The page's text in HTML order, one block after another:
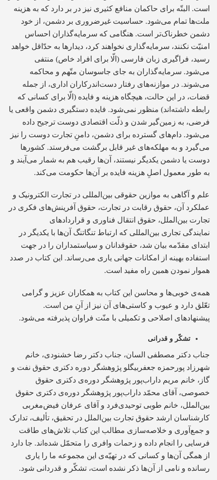
است. البتّه برای حاکمان منافع کثیری نیز در بر دارد که به هزینه
ملت‌ها تمام می‌شود. حساسیت غیرضروری بر دشمن، از خود
دشمن خطرناک‌تر است. هنگامی که ‌سرمایه‌گذاران احساس
امنیّت نکنند، ‌سرمایه‌گذاری نخواهند کرد، دیدارها به حدّاقل خواهد
رسید، فراگیری زبان فارسی (الّا برای افراد خاص) منتفی
می‌شود. ‌سرمایه‌گذاران به جای جاسوسان متّهم و محاکمه
می‌شوند. در موازنه‌های رفتار دست‌اندرکاران اداری، از جمله
قضات، در این حالت، هیچگاه هزینه و فایده (الّا برای کسانی که
رابطه داشته‌اند) منظور نمی‌شود. فایده دستگیری دشمن واقعی یا
فرضی، به زمین‌گیر شدن و ذلّت اقتصادی دوست ترجیح داده
می‌شود. دام‌های گسترده برای دشمن، دامنِ تجارت دوست را نیز
می‌گیرد و به مهلکه‌های غیر قابل برگشت می‌فرستد. کشورها
دوست یا دشمن یکدیگر نیستند، آن‌ها رقیب هم به شمار می‌آیند و
به طور معمول اصلِ هزینه فایده بر آن‌ها حکومت می‌کند.
علم و آگاهی به موازین حقوقی بین‌المللی در تجارت الکترونیک و
عملکرد آن، حقوق رقابت در تجارت، حقوق آفرینش‌های فکری در
تجارت بین‌الملل، حقوق انتقال فناوری و قراردادهای
نمایندگی تجاری بین‌المللی که ارتباط تنگاتنگ آن‌ها با یکدیگر در
ابتدای مقدّمه بیان شد، حقوقدانان و سیاستمداران را در جهت
استفاده بهینه از امکانات جهانی یاری می‌رساند. این کتاب در صدد
هموار نمودن همین راه مفید است.
همه‌ی خوبی‌ها و محاسن این کتاب به همکاران عزیز و گرامی
تعّلق دارد و عیوب و کاستی‌های آن نیز از آنِ من است.
پیشنهادهای اصلاحی و تکمیلی با منّت فراوان پذیرفته می‌شود.
تشکّر و قدرانی
جناب دکتر مصطفی السان، جناب دکتر رضا خشنودی، خانم
شهرزاد پور‌حمزه جعفربیگلو پژوهشگر دوره دکتری حقوق نفت و
گاز، خانم مریم داراب‌پور پژوهشگر دوره‌ی دکتری حقوق
خصوصی، آقای محمّد داراب‌پور پژوهشگر دوره‌ی دکتری حقوق
بین‌الملل، خانم طوبی توحیدی‌فرد و آقای عرفان فیض‌مغربی
کارشناسان ارشد حقوق تجارت بین‌الملل در تحقیق، تألیف، تدارک
و جمع‌آوری و خلاصه‌سازی مطالب این کتاب تلاش‌های طاقت
فرسایی را انجام داده و زحمات وافری را متحمّل شده‌اند. جا دارد
از همگی آن‌ها و کسانی که در تهیّه‌ی این مجموعه ما را یاری
رسانده و نامی از آن‌ها ذکر نشده است، تشکّر و قدردانی شود.